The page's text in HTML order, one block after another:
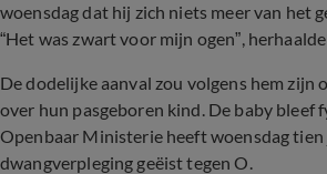
woensdag dat hij zich niets meer van het
“Het was zwart voor mijn ogen”,
De dodelijke aanval zou volgens hem zijn
over hun pasgeboren kind. De baby bleef
Openbaar Ministerie heeft woensdag tien
dwangverpleging geëist tegen O.